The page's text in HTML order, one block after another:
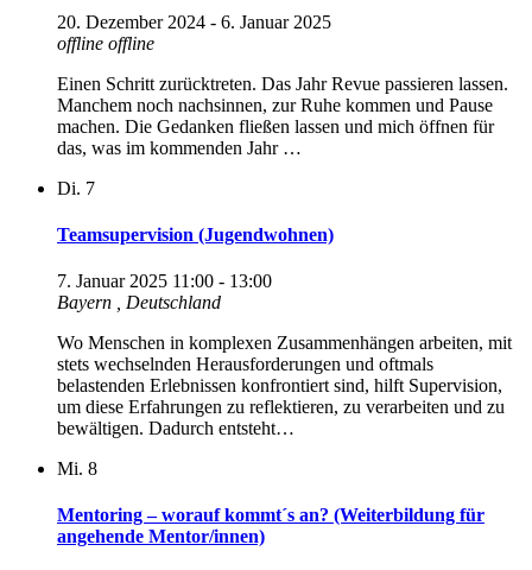
20. Dezember 2024 - 6. Januar 2025
offline offline
Einen Schritt zurücktreten. Das Jahr Revue passieren lassen.
Manchem noch nachsinnen, zur Ruhe kommen und Pause
machen. Die Gedanken fließen lassen und mich öffnen für
das, was im kommenden Jahr …
Di. 7
Teamsupervision (Jugendwohnen)
7. Januar 2025 11:00 - 13:00
Bayern
, Deutschland
Wo Menschen in komplexen Zusammenhängen arbeiten, mit
stets wechselnden Herausforderungen und oftmals
belastenden Erlebnissen konfrontiert sind, hilft Supervision,
um diese Erfahrungen zu reflektieren, zu verarbeiten und zu
bewältigen. Dadurch entsteht…
Mi. 8
Mentoring – worauf kommt´s an? (Weiterbildung für
angehende Mentor/innen)